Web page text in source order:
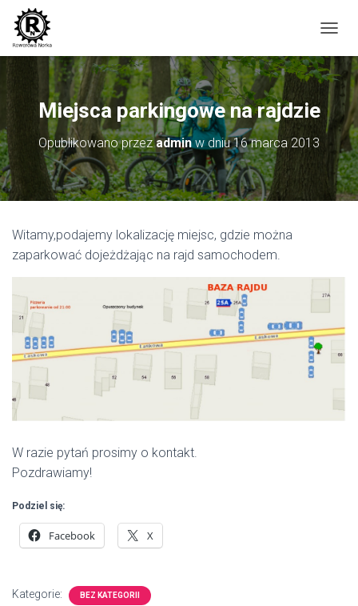
R
Z
E
Ą
Z
A
W
Miejsca parkingowe na rajdzie
Opublikowano przezadminw dniu16 marca 2013
Witamy,podajemy lokalizację miejsc, gdzie można
zaparkować dojeżdżając na rajd samochodem.
W razie pytań prosimy o kontakt.
Pozdrawiamy!
Podziel się:
Facebook X
Kategorie: BEZ KATEGORII